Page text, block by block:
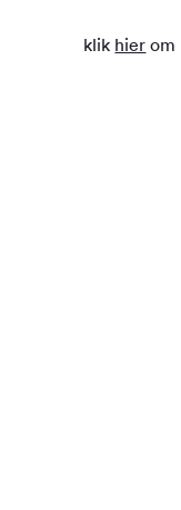
klik hier om